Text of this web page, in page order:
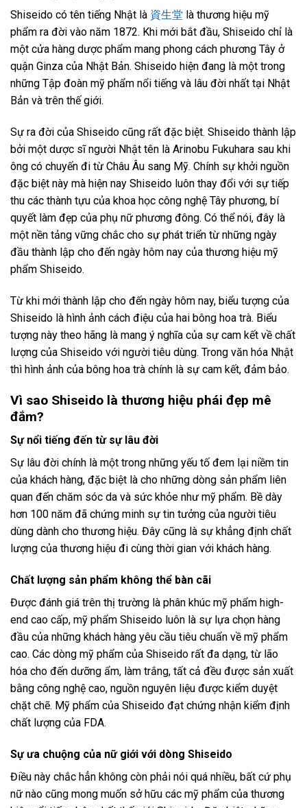
Shiseido có tên tiếng Nhật là 資生堂 là thương hiệu mỹ
phẩm ra đời vào năm 1872. Khi mới bắt đầu, Shiseido chỉ là
một cửa hàng dược phẩm mang phong cách phương Tây ở
quận Ginza của Nhật Bản. Shiseido hiện đang là một trong
những Tập đoàn mỹ phẩm nổi tiếng và lâu đời nhất tại Nhật
Bản và trên thế giới.
Sự ra đời của Shiseido cũng rất đặc biệt. Shiseido thành lập
bởi một dược sĩ người Nhật tên là Arinobu Fukuhara sau khi
ông có chuyến đi từ Châu Âu sang Mỹ. Chính sự khởi nguồn
đặc biệt này mà hiện nay Shiseido luôn thay đổi với sự tiếp
thu các thành tựu của khoa học công nghệ Tây phương, bí
quyết làm đẹp của phụ nữ phương đông. Có thể nói, đây là
một nền tảng vững chắc cho sự phát triển từ những ngày
đầu thành lập cho đến ngày hôm nay của thương hiệu mỹ
phẩm Shiseido.
Từ khi mới thành lập cho đến ngày hôm nay, biểu tượng của
Shiseido là hình ảnh cách điệu của hai bông hoa trà. Biểu
tượng này theo hãng là mang ý nghĩa của sự cam kết về chất
lượng của Shiseido với người tiêu dùng. Trong văn hóa Nhật
thì hình ảnh của bông hoa trà chính là sự cam kết, đảm bảo.
Vì sao Shiseido là thương hiệu phái đẹp mê
đắm?
Sự nổi tiếng đến từ sự lâu đời
Sự lâu đời chính là một trong những yếu tố đem lại niềm tin
của khách hàng, đặc biệt là cho những dòng sản phẩm liên
quan đến chăm sóc da và sức khỏe như mỹ phẩm. Bề dày
hơn 100 năm đã chứng minh sự tin tưởng của người tiêu
dùng dành cho thương hiệu. Đây cũng là sự khẳng định chất
lượng của thương hiệu đi cùng thời gian với khách hàng.
Chất lượng sản phẩm không thể bàn cãi
Được đánh giá trên thị trường là phân khúc mỹ phẩm high-
end cao cấp, mỹ phẩm Shiseido luôn là sự lựa chọn hàng
đầu của những khách hàng yêu cầu tiêu chuẩn về mỹ phẩm
cao. Các dòng mỹ phẩm của Shiseido rất đa dạng, từ lão
hóa cho đến dưỡng ẩm, làm trắng, tất cả đều được sản xuất
bằng công nghệ cao, nguồn nguyên liệu được kiểm duyệt
chặt chẽ. Mỹ phẩm của Shiseido đạt chứng nhận kiểm định
chất lượng của FDA.
Sự ưa chuộng của nữ giới với dòng Shiseido
Điều này chắc hẳn không còn phải nói quá nhiều, bất cứ phụ
nữ nào cũng mong muốn sở hữu các mỹ phẩm của thương